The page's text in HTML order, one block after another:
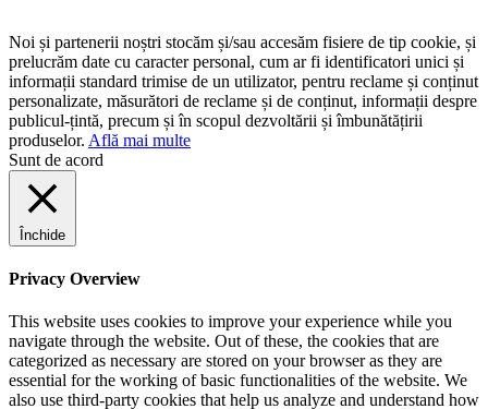
Noi și partenerii noștri stocăm și/sau accesăm fisiere de tip cookie, și
prelucrăm date cu caracter personal, cum ar fi identificatori unici și
informații standard trimise de un utilizator, pentru reclame și conținut
personalizate, măsurători de reclame și de conținut, informații despre
publicul-țintă, precum și în scopul dezvoltării și îmbunătățirii
produselor. Află mai multe
Sunt de acord
Închide
Privacy Overview
This website uses cookies to improve your experience while you
navigate through the website. Out of these, the cookies that are
categorized as necessary are stored on your browser as they are
essential for the working of basic functionalities of the website. We
also use third-party cookies that help us analyze and understand how